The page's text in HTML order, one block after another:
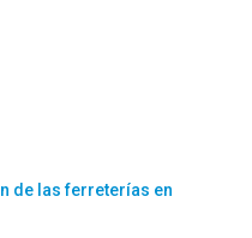
de las ferreterías en